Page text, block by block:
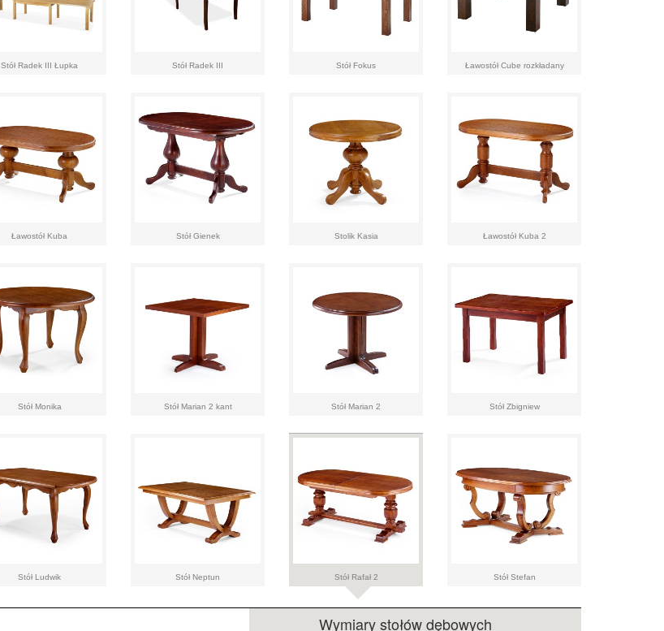
Stół Radek III Łupka Stół Radek III Stół Fokus Ławostół Cube rozkładany
Ławostół Kuba Stół Gienek Stolik Kasia Ławostół Kuba 2
Stół Monika Stół Marian 2 kant Stół Marian 2 Stół Zbigniew
Stół Ludwik Stół Neptun Stół Rafał 2 Stół Stefan
Wymiary stołów dębowych